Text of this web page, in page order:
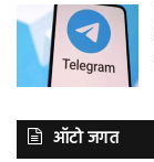
ऑटो जगत